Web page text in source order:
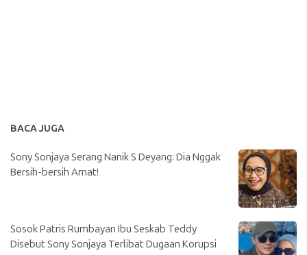
BACA JUGA
Sony Sonjaya Serang Nanik S Deyang: Dia Nggak
Bersih-bersih Amat!
Sosok Patris Rumbayan Ibu Seskab Teddy
Disebut Sony Sonjaya Terlibat Dugaan Korupsi